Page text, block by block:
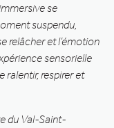
se
suspendu,
relâcher et l’émotion
sensorielle
ralentir, respirer et
du Val-Saint-